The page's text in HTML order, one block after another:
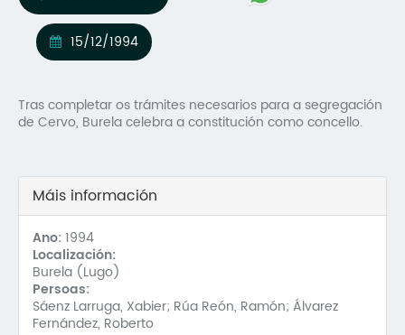
O
15/12/1994
Tras completar os trámites necesarios para a segregación
de Cervo, Burela celebra a constitución como concello.
Máis información
Ano: 1994
Localización:
Burela (Lugo)
Persoas:
Sáenz Larruga, Xabier; Rúa Reón, Ramón; Álvarez
Fernández, Roberto